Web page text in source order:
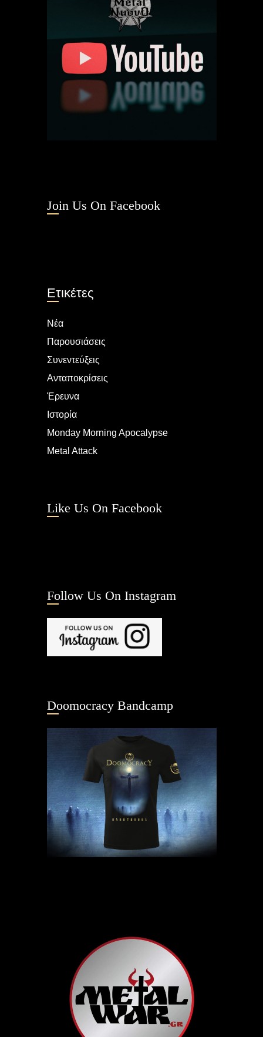
Join Us On Facebook
Ετικέτες
Νέα
Παρουσιάσεις
Συνεντεύξεις
Ανταποκρίσεις
Έρευνα
Ιστορία
Monday Morning Apocalypse
Metal Attack
Like Us On Facebook
Follow Us On Instagram
Doomocracy Bandcamp